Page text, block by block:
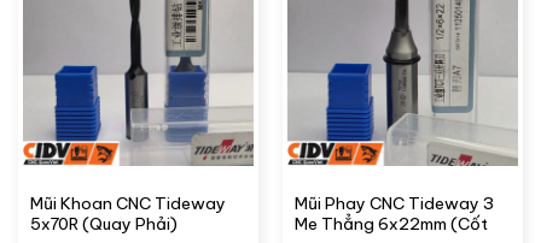
Mũi Khoan CNC Tideway
5x70R (Quay Phải)
Mũi Phay CNC Tideway 3
Me Thẳng 6x22mm (Cốt